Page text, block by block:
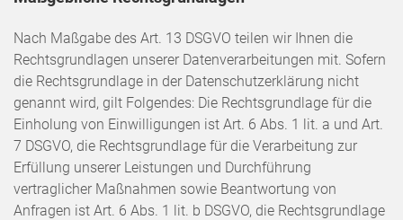
Nach Maßgabe des Art. 13 DSGVO teilen wir Ihnen die
Rechtsgrundlagen unserer Datenverarbeitungen mit. Sofern
die Rechtsgrundlage in der Datenschutzerklärung nicht
genannt wird, gilt Folgendes: Die Rechtsgrundlage für die
Einholung von Einwilligungen ist Art. 6 Abs. 1 lit. a und Art.
7 DSGVO, die Rechtsgrundlage für die Verarbeitung zur
Erfüllung unserer Leistungen und Durchführung
vertraglicher Maßnahmen sowie Beantwortung von
Anfragen ist Art. 6 Abs. 1 lit. b DSGVO, die Rechtsgrundlage